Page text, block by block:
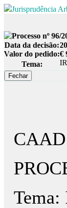
Jurisprudência
Processo nº 96/
Data da decisão:
Valor do pedido:€
Tema:
Tema: